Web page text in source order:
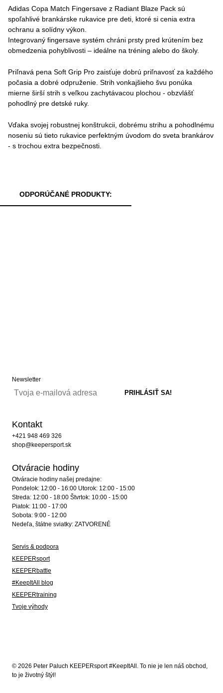
Adidas Copa Match Fingersave z Radiant Blaze Pack sú
spoľahlivé brankárske rukavice pre deti, ktoré si cenia extra
ochranu a solídny výkon.
Integrovaný fingersave systém chráni prsty pred krútením bez
obmedzenia pohyblivosti – ideálne na tréning alebo do školy.
Priľnavá pena Soft Grip Pro zaisťuje dobrú priľnavosť za každého
počasia a dobré odpruženie. Strih vonkajšieho švu ponúka
mierne širší strih s veľkou zachytávacou plochou - obzvlášť
pohodlný pre detské ruky.
Vďaka svojej robustnej konštrukcii, dobrému strihu a pohodlnému
noseniu sú tieto rukavice perfektným úvodom do sveta brankárov
- s trochou extra bezpečnosti.
ODPORÚČANÉ PRODUKTY:
Newsletter
Kontakt
+421 948 469 326
shop@keepersport.sk
Otváracie hodiny
Otváracie hodiny našej predajne:
Pondelok: 12:00 - 16:00 Utorok: 12:00 - 15:00
Streda: 12:00 - 18:00 Štvrtok: 10:00 - 15:00
Piatok: 11:00 - 17:00
Sobota: 9:00 - 12:00
Nedeľa, štátne sviatky: ZATVORENÉ
Servis & podpora
KEEPERsport
KEEPERbattle
#KeepItAll blog
KEEPERtraining
Tvoje výhody
© 2026 Peter Paluch KEEPERsport #KeepItAll. To nie je len náš obchod,
to je životný štýl!